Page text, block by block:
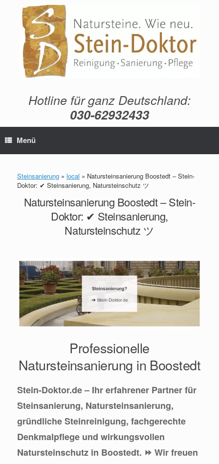
springen
Hotline für ganz Deutschland:
030-62932433
Menü
Steinsanierung » local » Natursteinsanierung Boostedt – Stein-
Doktor: ✔ Steinsanierung, Natursteinschutz ツ
Natursteinsanierung Boostedt – Stein-
Doktor: ✔ Steinsanierung,
Natursteinschutz ツ
Professionelle
Natursteinsanierung in Boostedt
Stein-Doktor.de – Ihr erfahrener Partner für
Steinsanierung, Natursteinsanierung,
gründliche Steinreinigung, fachgerechte
Denkmalpflege und wirkungsvollen
Natursteinschutz in Boostedt. ⏩ Wir freuen